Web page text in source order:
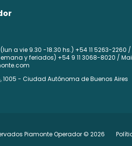
a vie 9.30 -18.30 hs.) +54 11 5263-
y feriados) +54 9 11 3068-8020 /
, 1005 - Ciudad Autónoma de Buenos Aires
Piamonte Operador © 2026